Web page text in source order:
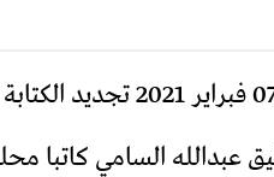
عبدالله السامي كاتبا